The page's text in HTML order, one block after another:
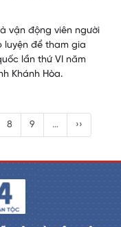
vận động viên người
luyện để tham gia
lần thứ VI năm
Khánh Hòa.
8 9 … ››